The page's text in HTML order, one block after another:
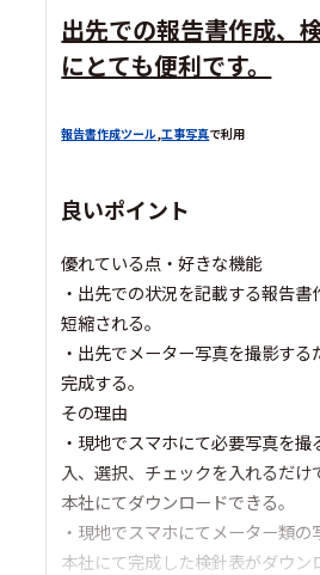
出先での報告書作成、
にとても便利です。
報告書作成ツール ,工事写真で利用
良いポイント
優れている点・好きな機能
・出先での状況を記載する報告書
短縮される。
・出先でメーター写真を撮影す
完成する。
その理由
・現地でスマホにて必要写真を
入、選択、チェックを入れるだ
本社にてダウンロードできる。
・現地でスマホにてメーター類の
本社にて完成した検針表がダウン